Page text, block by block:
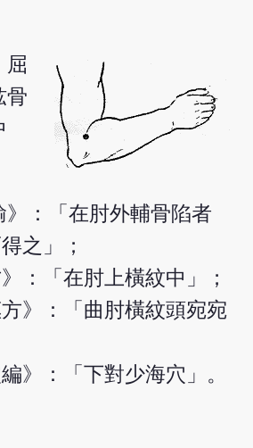
屈
骨
》：「在肘外輔骨陷者
之」；
》：「在肘上橫紋中」；
方》：「曲肘橫紋頭宛宛
編》：「下對少海穴」。